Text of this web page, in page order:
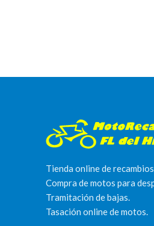
Tienda online de
Compra de motos para
Tramitación de bajas.
Tasación online de motos.